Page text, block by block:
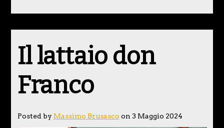
Il lattaio don
Franco
Posted by Massimo Brusasco on 3 Maggio 2024